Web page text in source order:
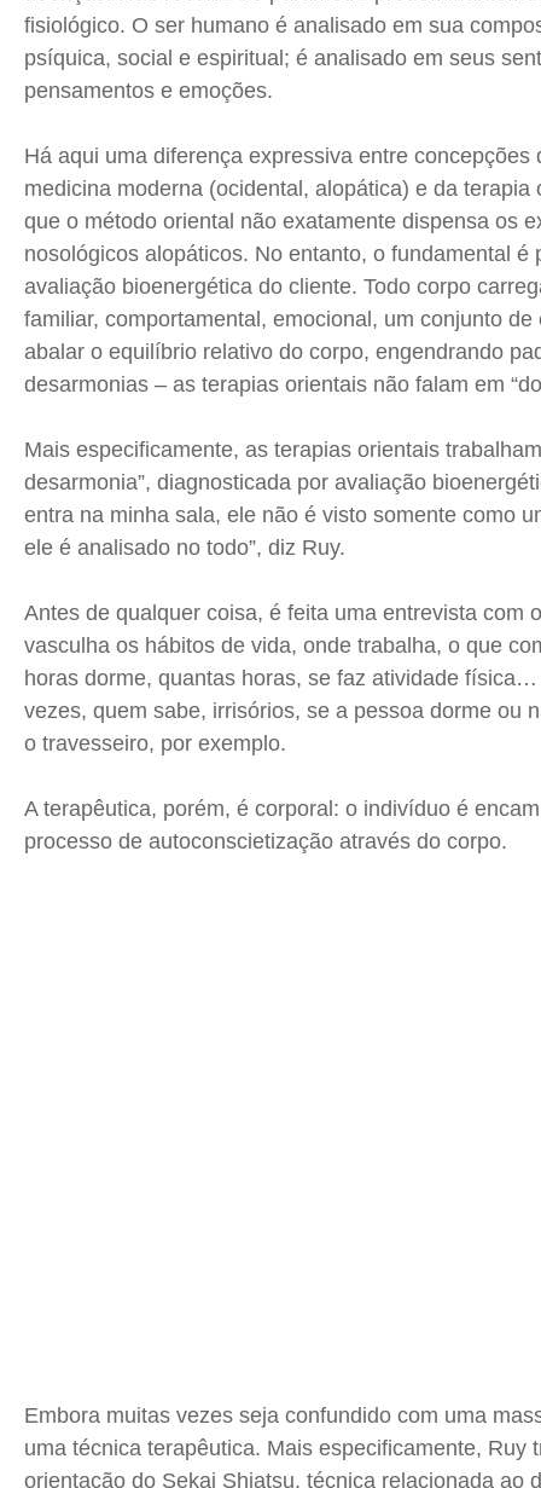
Expediente
Contato
Anuncie
Termos de Uso
Expediente
Contato
Anuncie
Termos de Uso
Expediente
Contato
Anuncie
Termos de Uso
Expediente
Contato
Anuncie
Termos de Uso
fisiológico. O ser humano é analisado em sua
psíquica, social e espiritual; é analisado em seus
pensamentos e emoções.
Há aqui uma diferença expressiva entre concepções
medicina moderna (ocidental, alopática) e da terapia
que o método oriental não exatamente dispensa os
nosológicos alopáticos. No entanto, o fundamental é
avaliação bioenergética do cliente. Todo corpo
familiar, comportamental, emocional, um conjunto
abalar o equilíbrio relativo do corpo, engendrando
desarmonias – as terapias orientais não falam em
Mais especificamente, as terapias orientais
desarmonia”, diagnosticada por avaliação
entra na minha sala, ele não é visto somente como
ele é analisado no todo”, diz Ruy.
Antes de qualquer coisa, é feita uma entrevista com
vasculha os hábitos de vida, onde trabalha, o que
horas dorme, quantas horas, se faz atividade
vezes, quem sabe, irrisórios, se a pessoa dorme ou
o travesseiro, por exemplo.
A terapêutica, porém, é corporal: o indivíduo é
processo de autoconscietização através do corpo.
Embora muitas vezes seja confundido com uma
uma técnica terapêutica. Mais especificamente, Ruy
orientação do Sekai Shiatsu, técnica relacionada ao